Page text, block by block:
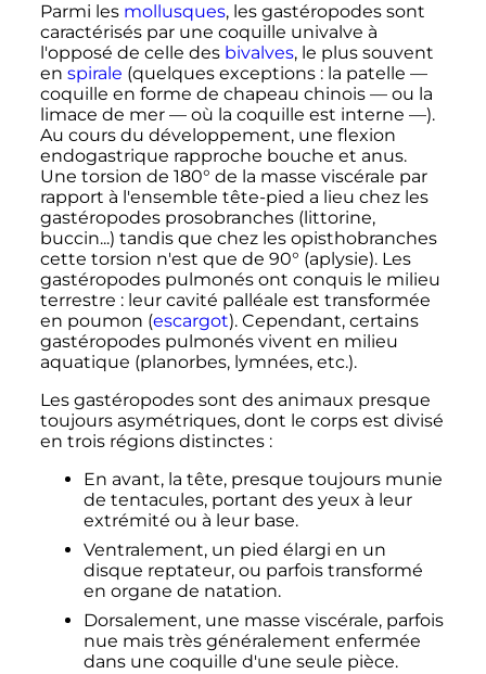
Parmi les mollusques, les gastéropodes sont
caractérisés par une coquille univalve à
l'opposé de celle des bivalves, le plus souvent
en spirale (quelques exceptions : la patelle —
coquille en forme de chapeau chinois — ou la
limace de mer — où la coquille est interne —).
Au cours du développement, une flexion
endogastrique rapproche bouche et anus.
Une torsion de 180° de la masse viscérale par
rapport à l'ensemble tête-pied a lieu chez les
gastéropodes prosobranches (littorine,
buccin...) tandis que chez les opisthobranches
cette torsion n'est que de 90° (aplysie). Les
gastéropodes pulmonés ont conquis le milieu
terrestre : leur cavité palléale est transformée
en poumon (escargot). Cependant, certains
gastéropodes pulmonés vivent en milieu
aquatique (planorbes, lymnées, etc.).
Les gastéropodes sont des animaux presque
toujours asymétriques, dont le corps est divisé
en trois régions distinctes :
En avant, la tête, presque toujours munie
de tentacules, portant des yeux à leur
extrémité ou à leur base.
Ventralement, un pied élargi en un
disque reptateur, ou parfois transformé
en organe de natation.
Dorsalement, une masse viscérale, parfois
nue mais très généralement enfermée
dans une coquille d'une seule pièce.